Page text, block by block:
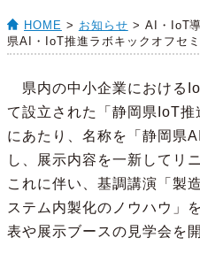
HOME > お知らせ > AI・IoT
県AI・IoT推進ラボキックオフセ
県内の中小企業における
て設立された「静岡県IoT
にあたり、名称を「静岡県
し、展示内容を一新してリ
これに伴い、基調講演「製
ステム内製化のノウハウ」
表や展示ブースの見学会を